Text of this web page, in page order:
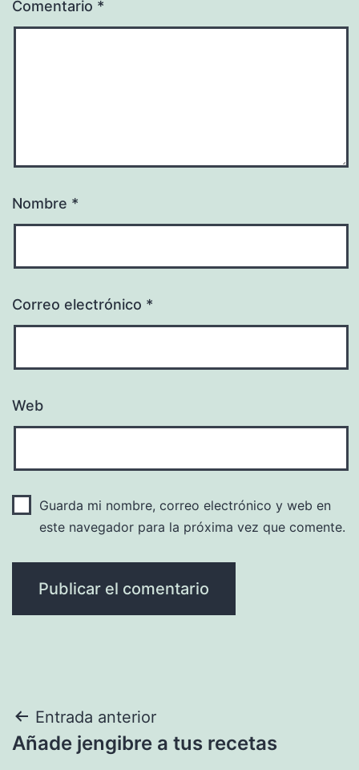
Comentario *
Nombre *
Correo electrónico *
Web
Guarda mi nombre, correo electrónico y web en
este navegador para la próxima vez que comente.
Navegación
de
Entrada anterior
Añade jengibre a tus recetas